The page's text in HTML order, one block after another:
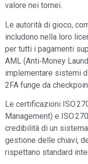
valore nei tornei.
Le autorità di gioco,
includono nella loro
per tutti i pagamenti
AML (Anti‑Money
implementare sistemi
2FA funge da
Le certificazioni ISO
Management) e ISO
credibilità di un
gestione delle chiavi,
rispettano standard